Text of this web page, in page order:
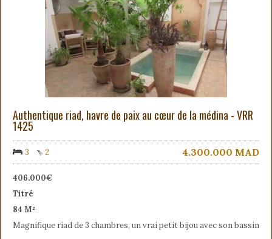
Authentique riad, havre de paix au cœur de la médina - VRR
1425
3 2 4.300.000 MAD
406.000€
Titré
84 M²
Magnifique riad de 3 chambres, un vrai petit bijou avec son bassin